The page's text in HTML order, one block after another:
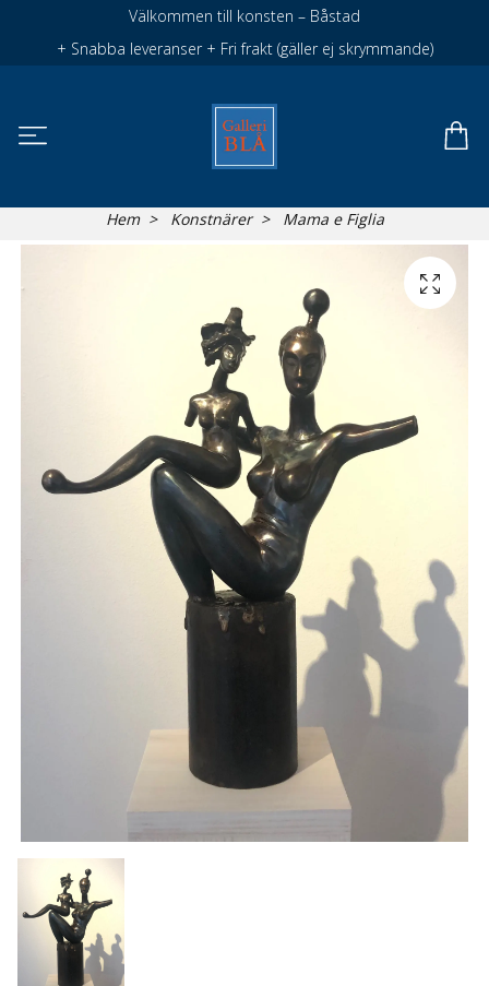
Välkommen till konsten – Båstad
+ Snabba leveranser + Fri frakt (gäller ej skrymmande)
Hem Konstnärer Mama e Figlia